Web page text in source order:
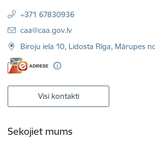
+371 67830936
E-pasts:
caa@caa.gov.lv
Biroju iela 10, Lidosta Rīga, Mārupes
Visi kontakti
Sekojiet mums